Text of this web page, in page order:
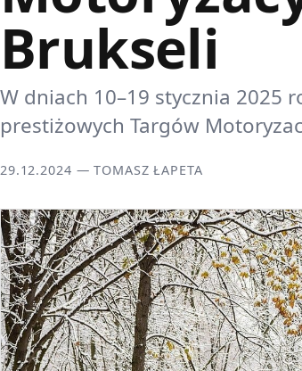
Brukseli
W dniach 10–19 stycznia 2025
prestiżowych Targów
29.12.2024 — TOMASZ ŁAPETA